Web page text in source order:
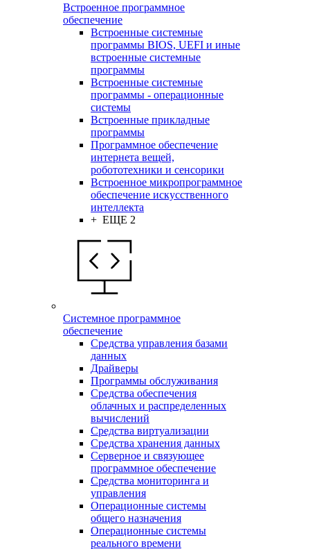
Встроенное программное
обеспечение
Встроенные системные
программы BIOS, UEFI и иные
встроенные системные
программы
Встроенные системные
программы - операционные
системы
Встроенные прикладные
программы
Программное обеспечение
интернета вещей,
робототехники и сенсорики
Встроенное микропрограммное
обеспечение искусственного
интеллекта
+ ЕЩЕ 2
Системное программное
обеспечение
Средства управления базами
данных
Драйверы
Программы обслуживания
Средства обеспечения
облачных и распределенных
вычислений
Средства виртуализации
Средства хранения данных
Серверное и связующее
программное обеспечение
Средства мониторинга и
управления
Операционные системы
общего назначения
Операционные системы
реального времени